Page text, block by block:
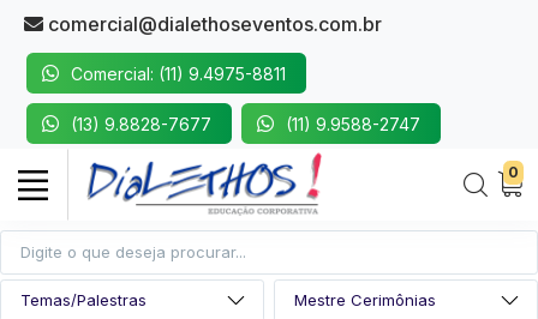
comercial@dialethoseventos.com.br
Comercial: (11) 9.4975-8811
(13) 9.8828-7677 (11) 9.9588-2747
0